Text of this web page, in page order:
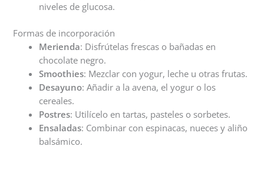
niveles de glucosa.
Formas de incorporación
Merienda: Disfrútelas frescas o bañadas en
chocolate negro.
Smoothies: Mezclar con yogur, leche u otras frutas.
Desayuno: Añadir a la avena, el yogur o los
cereales.
Postres: Utilícelo en tartas, pasteles o sorbetes.
Ensaladas: Combinar con espinacas, nueces y aliño
balsámico.